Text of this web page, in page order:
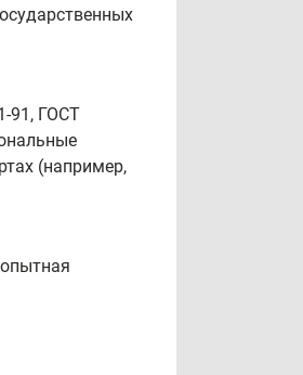
ГОСТ
(например,